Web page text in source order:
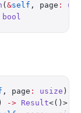
( &self , page :
bool
, page : usize )
) -> Result<()>